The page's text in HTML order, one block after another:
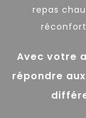
repas
Avec votre
répondre